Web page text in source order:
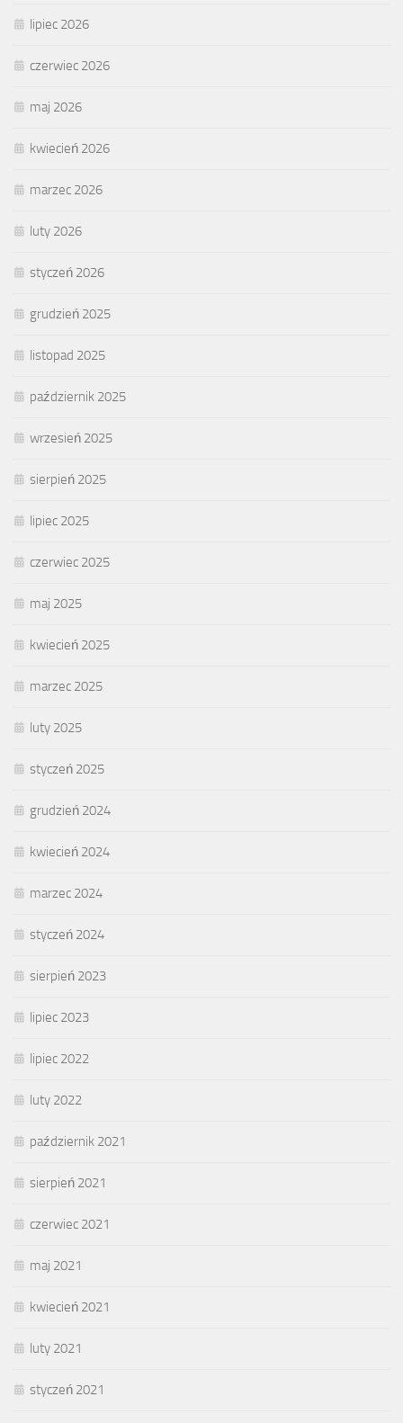
lipiec 2026
czerwiec 2026
maj 2026
kwiecień 2026
marzec 2026
luty 2026
styczeń 2026
grudzień 2025
listopad 2025
październik 2025
wrzesień 2025
sierpień 2025
lipiec 2025
czerwiec 2025
maj 2025
kwiecień 2025
marzec 2025
luty 2025
styczeń 2025
grudzień 2024
kwiecień 2024
marzec 2024
styczeń 2024
sierpień 2023
lipiec 2023
lipiec 2022
luty 2022
październik 2021
sierpień 2021
czerwiec 2021
maj 2021
kwiecień 2021
luty 2021
styczeń 2021